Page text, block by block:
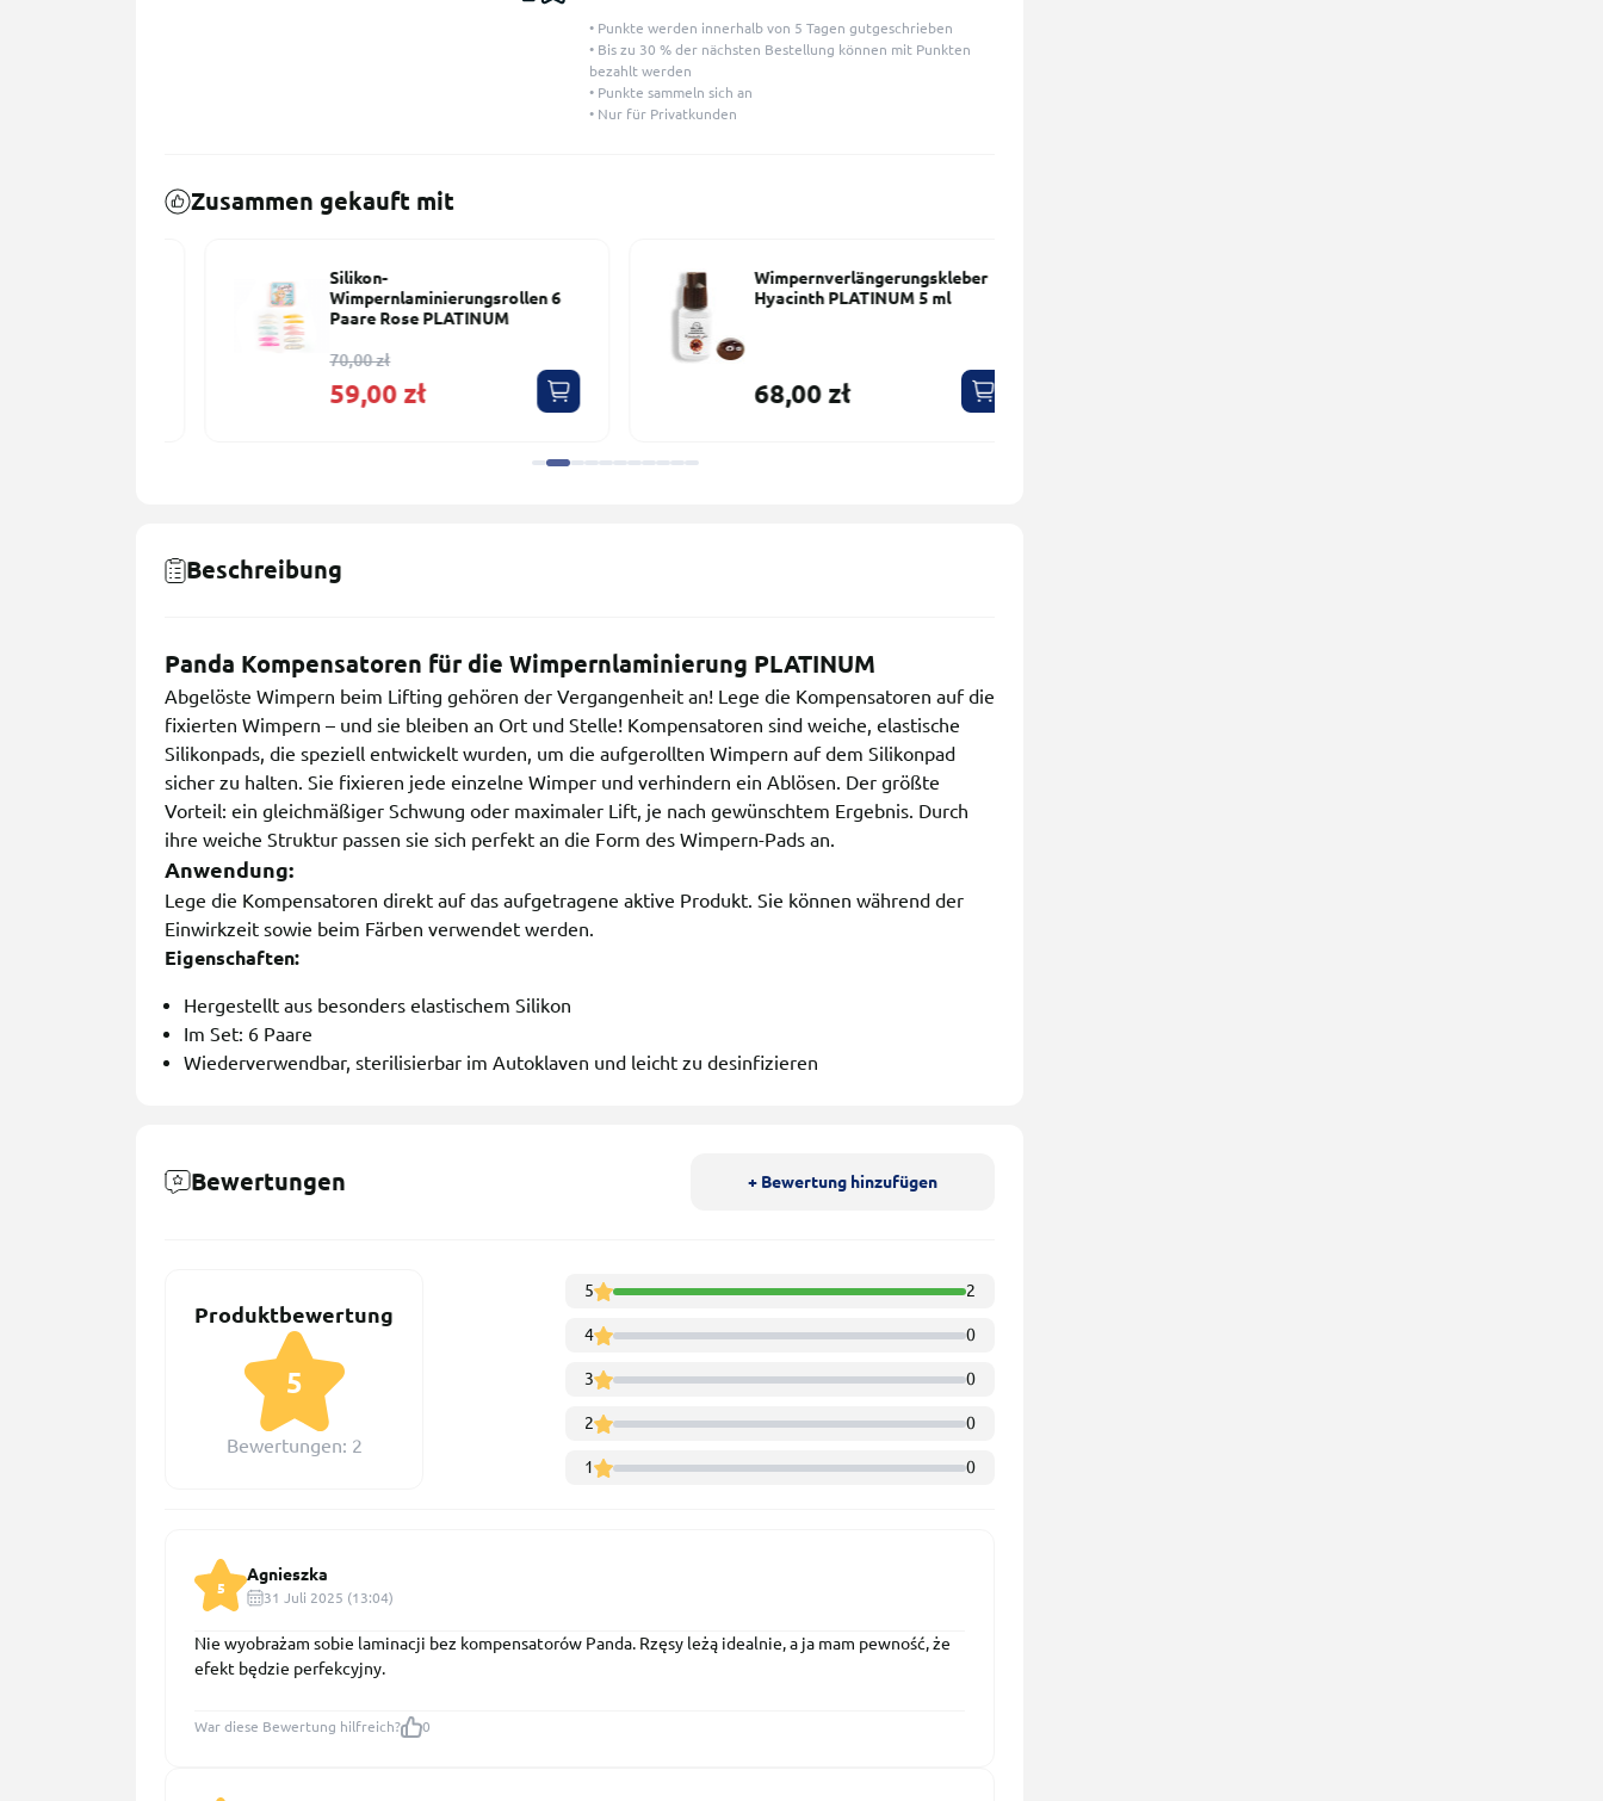
• Punkte werden innerhalb von 5 Tagen gutgeschrieben
• Bis zu 30 % der nächsten Bestellung können mit Punkten
bezahlt werden
• Punkte sammeln sich an
• Nur für Privatkunden
Zusammen gekauft mit
Silikon-
Wimpernlaminierungsrollen 6
Paare Rose PLATINUM
70,00 zł
59,00 zł
Wimpernverlängerungskleber
Hyacinth PLATINUM 5 ml
68,00 zł
Beschreibung
Panda Kompensatoren für die Wimpernlaminierung PLATINUM
Abgelöste Wimpern beim Lifting gehören der Vergangenheit an! Lege die Kompensatoren auf die
fixierten Wimpern – und sie bleiben an Ort und Stelle! Kompensatoren sind weiche, elastische
Silikonpads, die speziell entwickelt wurden, um die aufgerollten Wimpern auf dem Silikonpad
sicher zu halten. Sie fixieren jede einzelne Wimper und verhindern ein Ablösen. Der größte
Vorteil: ein gleichmäßiger Schwung oder maximaler Lift, je nach gewünschtem Ergebnis. Durch
ihre weiche Struktur passen sie sich perfekt an die Form des Wimpern-Pads an.
Anwendung:
Lege die Kompensatoren direkt auf das aufgetragene aktive Produkt. Sie können während der
Einwirkzeit sowie beim Färben verwendet werden.
Eigenschaften:
Hergestellt aus besonders elastischem Silikon
Im Set: 6 Paare
Wiederverwendbar, sterilisierbar im Autoklaven und leicht zu desinfizieren
Bewertungen + Bewertung hinzufügen
Produktbewertung
5
Bewertungen: 2
5 2
4 0
3 0
2 0
1 0
5
Agnieszka
31 Juli 2025 (13:04)
Nie wyobrażam sobie laminacji bez kompensatorów Panda. Rzęsy leżą idealnie, a ja mam pewność, że
efekt będzie perfekcyjny.
War diese Bewertung hilfreich? 0